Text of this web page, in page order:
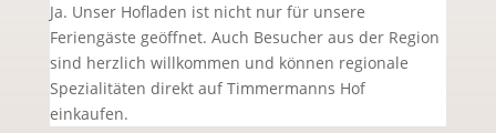
Ja. Unser Hofladen ist nicht nur für unsere
Feriengäste geöffnet. Auch Besucher aus der Region
sind herzlich willkommen und können regionale
Spezialitäten direkt auf Timmermanns Hof
einkaufen.